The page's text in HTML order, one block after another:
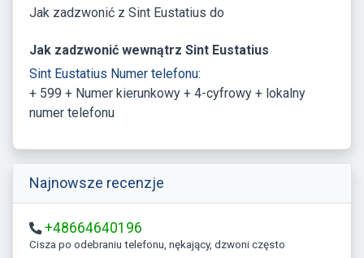
Jak zadzwonić z Sint Eustatius do
Jak zadzwonić wewnątrz Sint Eustatius
Sint Eustatius Numer telefonu:
+ 599 + Numer kierunkowy + 4-cyfrowy + lokalny
numer telefonu
Najnowsze recenzje
+48664640196
Cisza po odebraniu telefonu, nękający, dzwoni często